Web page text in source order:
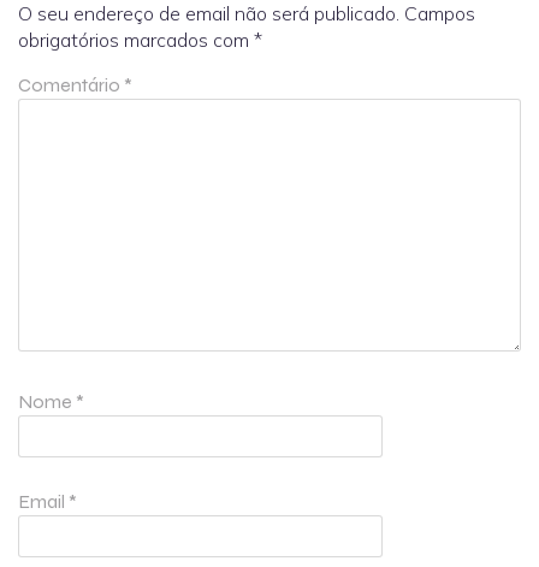
O seu endereço de email não será publicado. Campos
obrigatórios marcados com *
Comentário *
Nome *
Email *